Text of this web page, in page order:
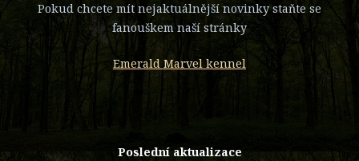
Pokud chcete mít nejaktuálnější novinky staňte se
fanouškem naší stránky
Emerald Marvel kennel
Poslední aktualizace